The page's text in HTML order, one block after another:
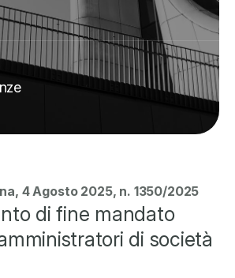
4 Agosto 2025, n. 1350/2025
di fine mandato
di società